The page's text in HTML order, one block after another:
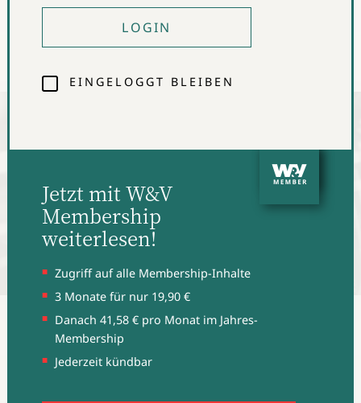
meiste Geld lässt sich ohnehin durch Kooperationen
Tiktok steht unter Zugzwang, kommentiert W&V-Autor
Maximilian Flaig.
Jetzt mit W&V
Membership
weiterlesen!
Zugriff auf alle Membership-Inhalte
3 Monate für nur 19,90 €
Danach 41,58 € pro Monat im Jahres-
Membership
Jederzeit kündbar
LOGIN
EINGELOGGT BLEIBEN